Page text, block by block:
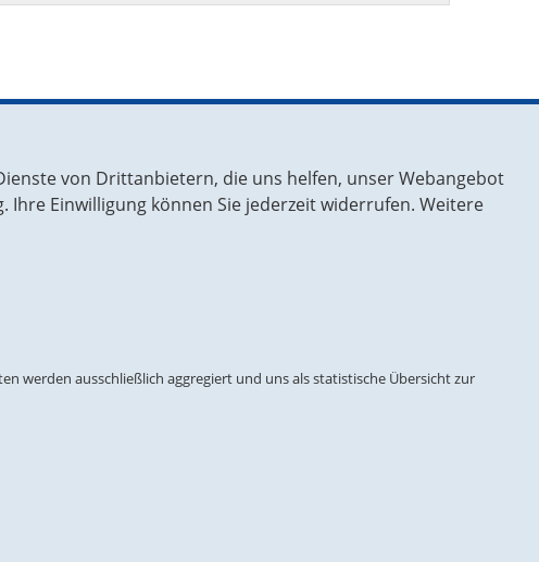
Union
/ European
Impressum
von Drittanbietern, die uns helfen, unser Webangebot
Einwilligung können Sie jederzeit widerrufen. Weitere
werden ausschließlich aggregiert und uns als statistische Übersicht zur